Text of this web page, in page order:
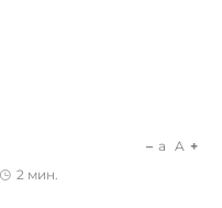
2 мин.
a A